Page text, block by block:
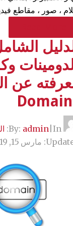
، صور ، مقاطع
عن
admin In:
مارس 15, 2019